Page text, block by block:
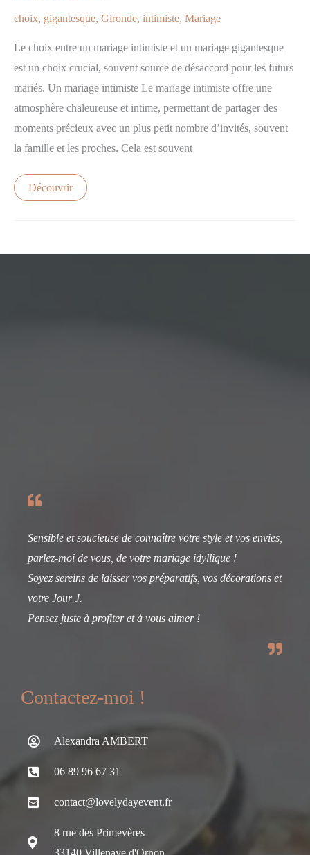
choix, gigantesque, Gironde, intimiste, Mariage
Le choix entre un mariage intimiste et un mariage gigantesque
est un choix crucial, souvent source de désaccord pour les futurs
mariés. Un mariage intimiste Le mariage intimiste offre une
atmosphère chaleureuse et intime, permettant de partager des
moments précieux avec un plus petit nombre d’invités, souvent
la famille et les proches. Cela est souvent
Découvrir
Sensible et soucieuse de connaître votre style et vos envies,
parlez-moi de vous, de votre mariage idyllique !
Soyez sereins de laisser vos préparatifs, vos décorations et
votre Jour J.
Pensez juste à profiter et à vous aimer !
Contactez-moi !
Alexandra AMBERT
06 89 96 67 31
contact@lovelydayevent.fr
8 rue des Primevères
33140 Villenave d'Ornon